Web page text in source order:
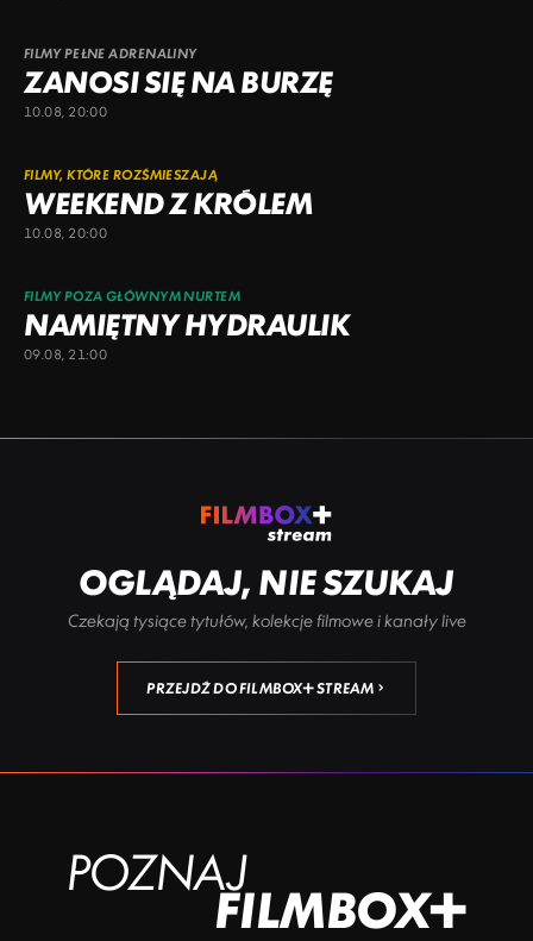
FILMY PEŁNE ADRENALINY
ZANOSI SIĘ NA BURZĘ
10.08, 20:00
FILMY, KTÓRE ROZŚMIESZAJĄ
WEEKEND Z KRÓLEM
10.08, 20:00
FILMY POZA GŁÓWNYM NURTEM
NAMIĘTNY HYDRAULIK
09.08, 21:00
OGLĄDAJ, NIE SZUKAJ
Czekają tysiące tytułów, kolekcje filmowe i kanały live
PRZEJDŹ DO FILMBOX+ STREAM
POZNAJ
FILMBOX+